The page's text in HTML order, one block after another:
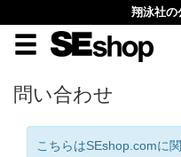
翔泳社
問い合わせ
こちらはSEshop.comに